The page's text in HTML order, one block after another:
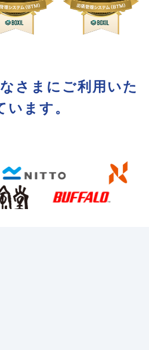
さまにご利用いた
います。